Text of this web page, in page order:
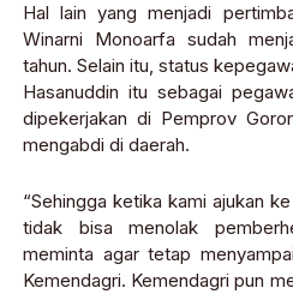
Hal lain yang menjadi
Winarni Monoarfa sudah
tahun. Selain itu, status
Hasanuddin itu sebagai
dipekerjakan di Pemprov
mengabdi di daerah.
“Sehingga ketika kami ajukan
tidak bisa menolak
meminta agar tetap
Kemendagri. Kemendagri pun